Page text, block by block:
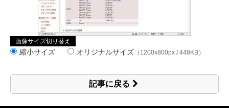
画像サイズ切り替え
縮小サイズ オリジナルサイズ （1200x800px / 448KB）
記事に戻る